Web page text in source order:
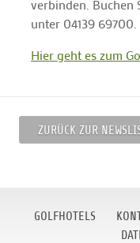
verbinden. Buchen
unter 04139 69700.
Hier geht es zum
ZURÜCK ZUR
GOLFHOTELS